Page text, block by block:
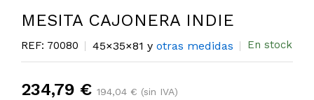
MESITA CAJONERA INDIE
REF: 70080 45×35×81 y otras medidas En stock
234,79 € 194,04 € (sin IVA)